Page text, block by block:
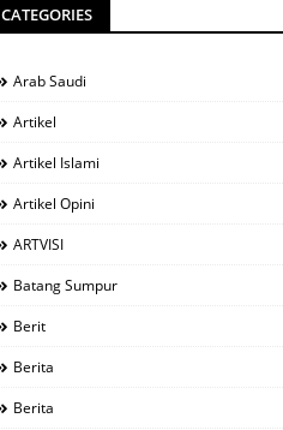
CATEGORIES
Arab Saudi
Artikel
Artikel Islami
Artikel Opini
ARTVISI
Batang Sumpur
Berit
Berita
Berita